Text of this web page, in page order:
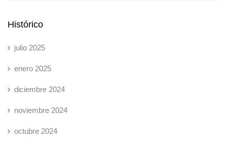
Histórico
julio 2025
enero 2025
diciembre 2024
noviembre 2024
octubre 2024